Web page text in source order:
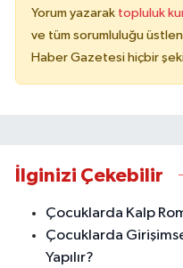
Yorum yazarak topluluk
ve tüm sorumluluğu
Haber Gazetesi hiçbir
İlginizi Çekebilir
Çocuklarda Kalp
Çocuklarda
Yapılır?